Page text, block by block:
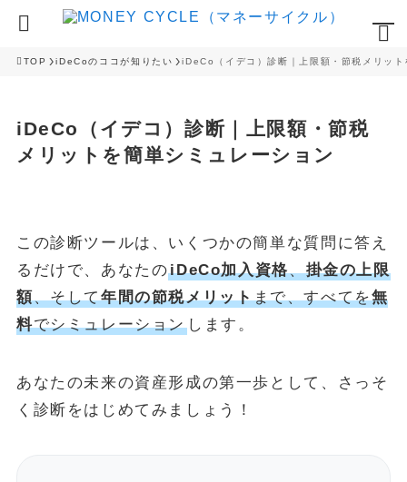
TOP iDeCoのココが知りたい iDeCo（イデコ）診断｜上限額・節税メリッ
iDeCo（イデコ）診断｜上限額・節税
メリットを簡単シミュレーション
この診断ツールは、いくつかの簡単な質問に答え
るだけで、あなたのiDeCo加入資格、掛金の上限
額、そして年間の節税メリットまで、すべてを無
料でシミュレーション します。
あなたの未来の資産形成の第一歩として、さっそ
く診断をはじめてみましょう！